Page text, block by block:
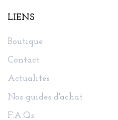
LIENS
Boutique
Contact
Actualités
Nos guides d'achat
F.A.Qs